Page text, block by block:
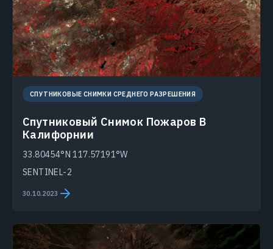
СПУТНИКОВЫЕ СНИМКИ СРЕДНЕГО РАЗРЕШЕНИЯ
Спутниковый Снимок Пожаров В
Калифорнии
33.80454°N 117.57191°W
SENTINEL-2
30.10.2023